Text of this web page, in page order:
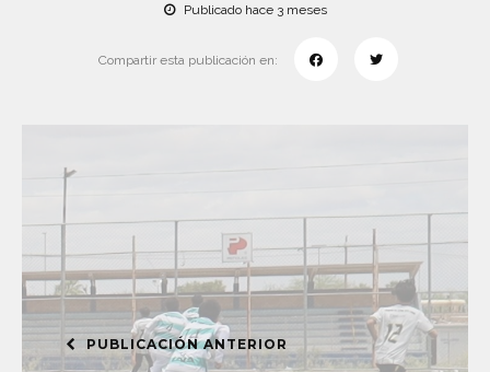
Publicado hace 3 meses
Compartir esta publicación en:
PUBLICACIÓN ANTERIOR